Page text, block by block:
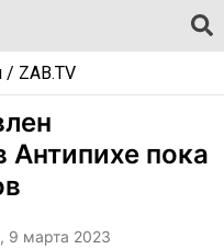
/ ZAB.TV
пока
9 марта 2023